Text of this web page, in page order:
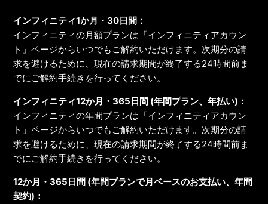
インフィニティ1か月・30日間：
インフィニティの月額プランは「インフィニティアカウン
ト」ページからいつでもご解約いただけます。次期分の請
求を避けるために、現在の請求期間が終了する24時間前ま
でにご解約手続きを行ってください。
インフィニティ12か月・365日間 (年間プラン、年払い)：
インフィニティの年間プランは「インフィニティアカウン
ト」ページからいつでもご解約いただけます。次期分の請
求を避けるために、現在の請求期間が終了する24時間前ま
でにご解約手続きを行ってください。
12か月・365日間 (年間プランで月ベースのお支払い、年間
契約)：